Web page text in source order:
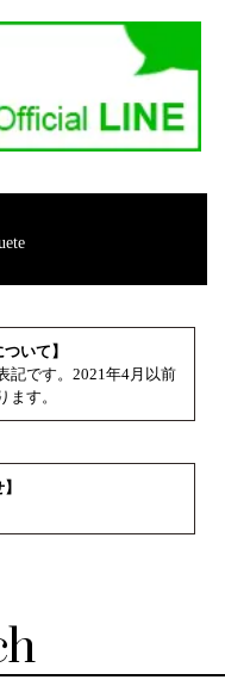
いて】
記です。2021年4月以前
す。